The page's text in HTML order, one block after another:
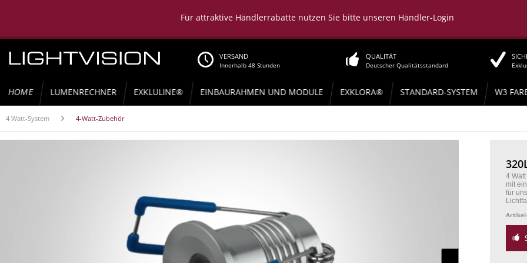
Für attraktive Händlerrabatte nutzen Sie bitte unseren Händler-Login
VERSAND
Innerhalb 48 Stunden
QUALITÄT
Deutscher Qualitätsstandard
HOME LUMENRECHNER EXKLULINE® EINBAURAHMEN UND MODULE EXKLORA® STANDARD-SYSTEM W3
4 Watt-System 4-Watt-Zubehör
4
mit
für